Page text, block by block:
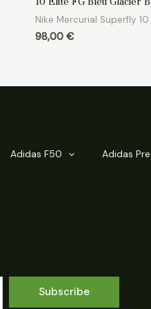
sur
Nike Mercurial Superfly 10
98,00 €
Adidas F50 Adidas
Subscribe